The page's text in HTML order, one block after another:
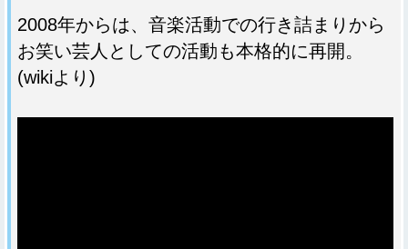
2008年からは、音楽活動での行き詰まりから
お笑い芸人としての活動も本格的に再開。
(wikiより)